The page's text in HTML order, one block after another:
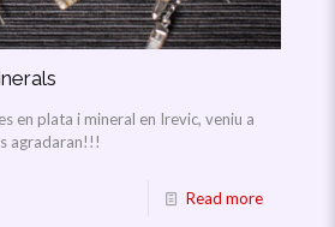
en plata i mineral en Irevic, veniu a
agradaran!!!
Read more